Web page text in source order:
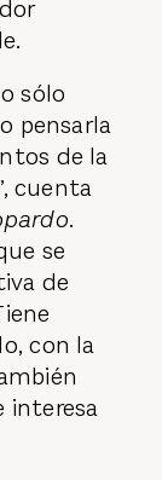
sólo
pensarla
de la
cuenta
.
se
de
con la
interesa